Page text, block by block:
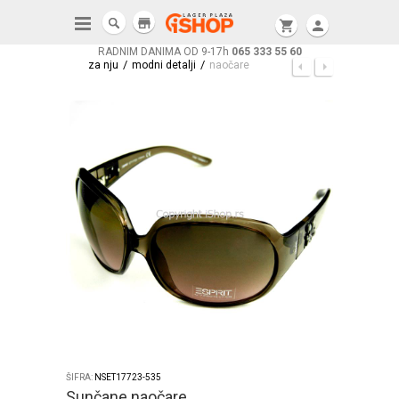
RADNIM DANIMA OD 9-17h 065 333 55 60
shopping_cart person
store
za nju / modni detalji / naočare
ŠIFRA: NSET17723-535